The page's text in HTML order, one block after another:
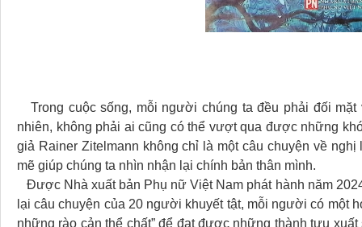
Trong cuộc sống, mỗi người chúng ta đều phải đối
nhiên, không phải ai cũng có thể vượt qua được những
giả Rainer Zitelmann không chỉ là một câu chuyện về
mẽ giúp chúng ta nhìn nhận lại chính bản thân mình.
Được Nhà xuất bản Phụ nữ Việt Nam phát hành năm
lại câu chuyện của 20 người khuyết tật, mỗi người có một
những rào cản thể chất” để đạt được những thành tựu